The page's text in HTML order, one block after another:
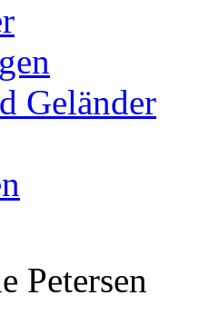
Geländer
Petersen